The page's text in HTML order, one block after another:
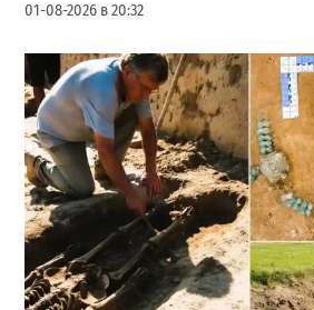
01-08-2026 в 20:32